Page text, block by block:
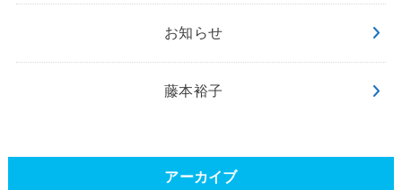
お知らせ
藤本裕子
アーカイブ